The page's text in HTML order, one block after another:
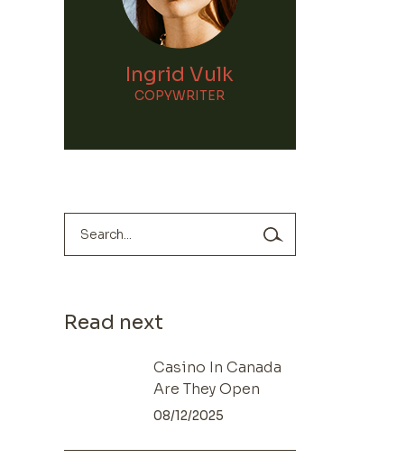
Ingrid Vulk
COPYWRITER
Read next
Casino In Canada
Are They Open
08/12/2025